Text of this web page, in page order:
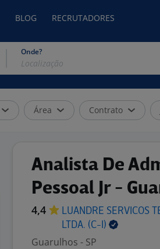
BLOG RECRUTADORES
Onde?
Área Contrato
Analista De
Pessoal Jr -
4,4
LUANDRE SERVICOS
LTDA. (C-I)
Guarulhos - SP